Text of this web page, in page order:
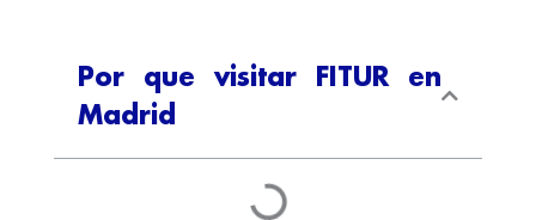
Por que visitar FITUR en
Madrid